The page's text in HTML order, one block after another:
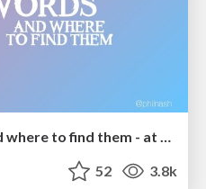
Fantastic passwords and where to find them - at NoRuKo
52 3.8k